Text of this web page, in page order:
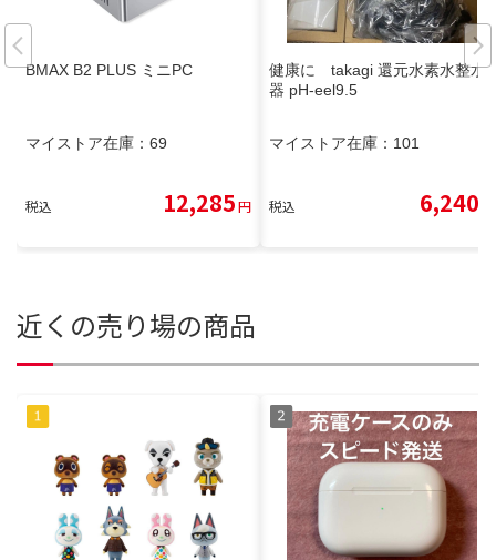
BMAX B2 PLUS ミニPC
マイストア在庫： 69
税込 12,285円
健康に takagi 還元水素水整水
器 pH-eel9.5
マイストア在庫： 101
税込 6,240
近くの売り場の商品